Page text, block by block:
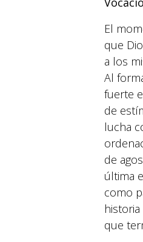
El
que
a los
Al
fuerte
de
lucha
de
última
como
que
© 2026